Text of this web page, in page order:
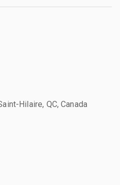
Hilaire, QC, Canada